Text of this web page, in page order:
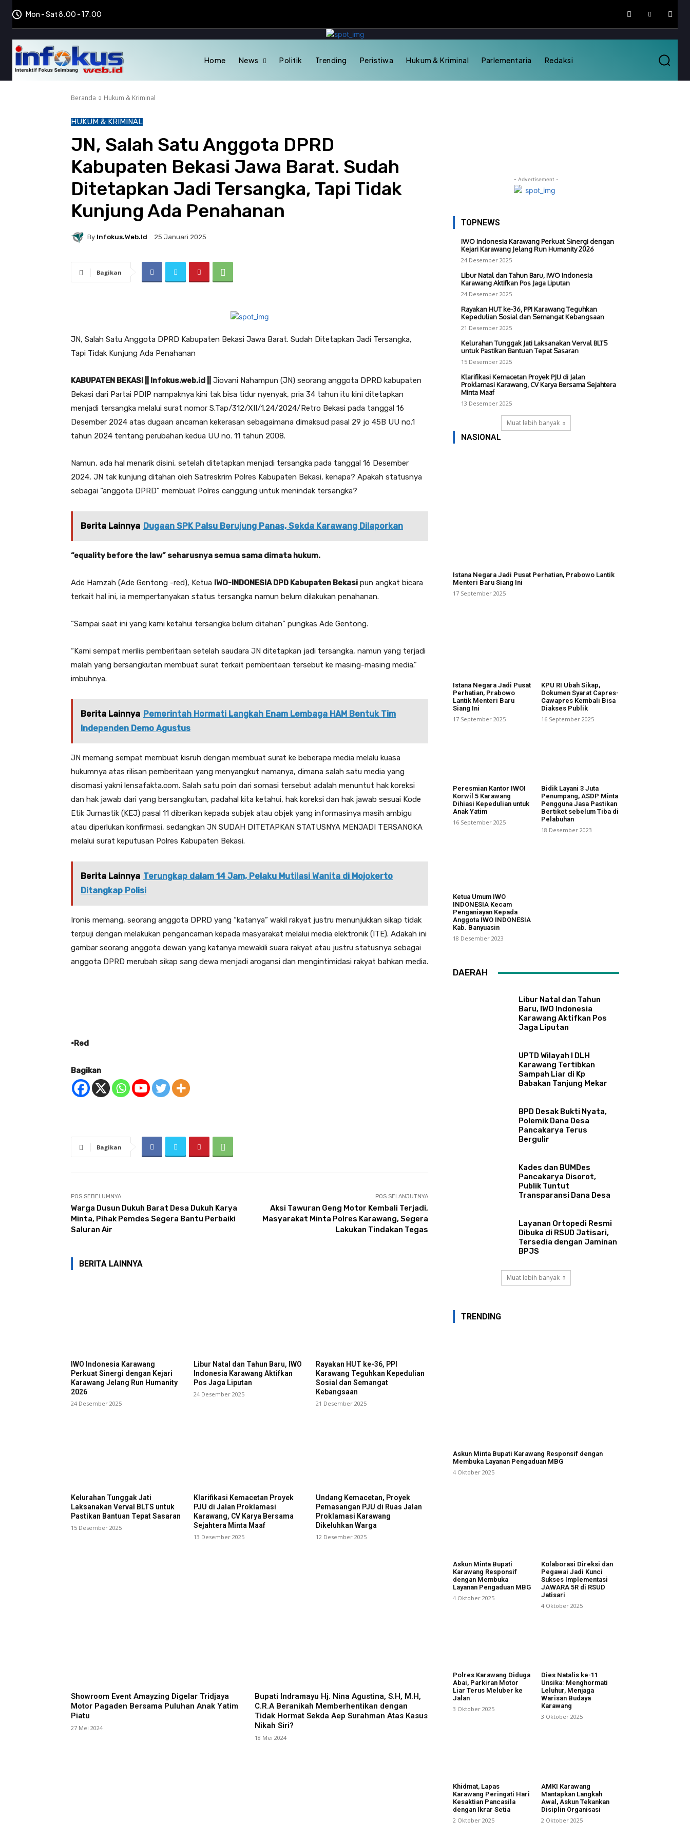
Mon - Sat 8.00 - 17.00
Home News Politik Trending Peristiwa Hukum & Kriminal Parlementaria Redaksi
Beranda Hukum & Kriminal
HUKUM & KRIMINAL
JN, Salah Satu Anggota DPRD
Kabupaten Bekasi Jawa Barat. Sudah
Ditetapkan Jadi Tersangka, Tapi Tidak
Kunjung Ada Penahanan
By Infokus.web.id 25 Januari 2025
Bagikan
JN, Salah Satu Anggota DPRD Kabupaten Bekasi Jawa Barat. Sudah Ditetapkan Jadi Tersangka,
Tapi Tidak Kunjung Ada Penahanan
KABUPATEN BEKASI || Infokus.web.id ||
Jiovani Nahampun (JN) seorang anggota DPRD kabupaten
Bekasi dari Partai PDIP nampaknya kini tak bisa tidur nyenyak, pria 34 tahun itu kini ditetapkan
menjadi tersangka melalui surat nomor S.Tap/312/XII/1.24/2024/Retro Bekasi pada tanggal 16
Desember 2024 atas dugaan ancaman kekerasan sebagaimana dimaksud pasal 29 jo 45B UU no.1
tahun 2024 tentang perubahan kedua UU no. 11 tahun 2008.
Namun, ada hal menarik disini, setelah ditetapkan menjadi tersangka pada tanggal 16 Desember
2024, JN tak kunjung ditahan oleh Satreskrim Polres Kabupaten Bekasi, kenapa? Apakah statusnya
sebagai “anggota DPRD” membuat Polres canggung untuk menindak tersangka?
Berita Lainnya Dugaan SPK Palsu Berujung Panas, Sekda Karawang Dilaporkan
“equality before the law” seharusnya semua sama dimata hukum.
Ade Hamzah (Ade Gentong -red), Ketua IWO-INDONESIA DPD Kabupaten Bekasi pun angkat bicara
terkait hal ini, ia mempertanyakan status tersangka namun belum dilakukan penahanan.
“Sampai saat ini yang kami ketahui tersangka belum ditahan” pungkas Ade Gentong.
“Kami sempat merilis pemberitaan setelah saudara JN ditetapkan jadi tersangka, namun yang terjadi
malah yang bersangkutan membuat surat terkait pemberitaan tersebut ke masing-masing media.”
imbuhnya.
Berita Lainnya Pemerintah Hormati Langkah Enam Lembaga HAM Bentuk Tim
Independen Demo Agustus
JN memang sempat membuat kisruh dengan membuat surat ke beberapa media melalu kuasa
hukumnya atas rilisan pemberitaan yang menyangkut namanya, dimana salah satu media yang
disomasi yakni lensafakta.com. Salah satu poin dari somasi tersebut adalah menuntut hak koreksi
dan hak jawab dari yang bersangkutan, padahal kita ketahui, hak koreksi dan hak jawab sesuai Kode
Etik Jurnastik (KEJ) pasal 11 diberikan kepada subjek atau objek yang informasinya masih ambigu
atau diperlukan konfirmasi, sedangkan JN SUDAH DITETAPKAN STATUSNYA MENJADI TERSANGKA
melalui surat keputusan Polres Kabupaten Bekasi.
Berita Lainnya Terungkap dalam 14 Jam, Pelaku Mutilasi Wanita di Mojokerto
Ditangkap Polisi
Ironis memang, seorang anggota DPRD yang “katanya” wakil rakyat justru menunjukkan sikap tidak
terpuji dengan melakukan pengancaman kepada masyarakat melalui media elektronik (ITE). Adakah ini
gambar seorang anggota dewan yang katanya mewakili suara rakyat atau justru statusnya sebagai
anggota DPRD merubah sikap sang dewa menjadi arogansi dan mengintimidasi rakyat bahkan media.
•Red
Bagikan
Bagikan
POS SEBELUMNYA
Warga Dusun Dukuh Barat Desa Dukuh Karya
Minta, Pihak Pemdes Segera Bantu Perbaiki
Saluran Air
POS SELANJUTNYA
Aksi Tawuran Geng Motor Kembali Terjadi,
Masyarakat Minta Polres Karawang, Segera
Lakukan Tindakan Tegas
BERITA LAINNYA
IWO Indonesia Karawang
Perkuat Sinergi dengan Kejari
Karawang Jelang Run Humanity
2026
24 Desember 2025
Libur Natal dan Tahun Baru, IWO
Indonesia Karawang Aktifkan
Pos Jaga Liputan
24 Desember 2025
Rayakan HUT ke-36, PPI
Karawang Teguhkan Kepedulian
Sosial dan Semangat
Kebangsaan
21 Desember 2025
Kelurahan Tunggak Jati
Laksanakan Verval BLTS untuk
Pastikan Bantuan Tepat Sasaran
15 Desember 2025
Klarifikasi Kemacetan Proyek
PJU di Jalan Proklamasi
Karawang, CV Karya Bersama
Sejahtera Minta Maaf
13 Desember 2025
Undang Kemacetan, Proyek
Pemasangan PJU di Ruas Jalan
Proklamasi Karawang
Dikeluhkan Warga
12 Desember 2025
Showroom Event Amayzing Digelar Tridjaya
Motor Pagaden Bersama Puluhan Anak Yatim
Piatu
27 Mei 2024
Bupati Indramayu Hj. Nina Agustina, S.H, M.H,
C.R.A Beranikah Memberhentikan dengan
Tidak Hormat Sekda Aep Surahman Atas Kasus
Nikah Siri?
18 Mei 2024
- Advertisement -
TOPNEWS
IWO Indonesia Karawang Perkuat Sinergi dengan
Kejari Karawang Jelang Run Humanity 2026
24 Desember 2025
Libur Natal dan Tahun Baru, IWO Indonesia
Karawang Aktifkan Pos Jaga Liputan
24 Desember 2025
Rayakan HUT ke-36, PPI Karawang Teguhkan
Kepedulian Sosial dan Semangat Kebangsaan
21 Desember 2025
Kelurahan Tunggak Jati Laksanakan Verval BLTS
untuk Pastikan Bantuan Tepat Sasaran
15 Desember 2025
Klarifikasi Kemacetan Proyek PJU di Jalan
Proklamasi Karawang, CV Karya Bersama Sejahtera
Minta Maaf
13 Desember 2025
Muat lebih banyak
NASIONAL
Istana Negara Jadi Pusat Perhatian, Prabowo Lantik
Menteri Baru Siang Ini
17 September 2025
Istana Negara Jadi Pusat
Perhatian, Prabowo
Lantik Menteri Baru
Siang Ini
17 September 2025
KPU RI Ubah Sikap,
Dokumen Syarat Capres-
Cawapres Kembali Bisa
Diakses Publik
16 September 2025
Peresmian Kantor IWOI
Korwil 5 Karawang
Dihiasi Kepedulian untuk
Anak Yatim
16 September 2025
Bidik Layani 3 Juta
Penumpang, ASDP Minta
Pengguna Jasa Pastikan
Bertiket sebelum Tiba di
Pelabuhan
18 Desember 2023
Ketua Umum IWO
INDONESIA Kecam
Penganiayan Kepada
Anggota IWO INDONESIA
Kab. Banyuasin
18 Desember 2023
DAERAH
Libur Natal dan Tahun
Baru, IWO Indonesia
Karawang Aktifkan Pos
Jaga Liputan
UPTD Wilayah I DLH
Karawang Tertibkan
Sampah Liar di Kp
Babakan Tanjung Mekar
BPD Desak Bukti Nyata,
Polemik Dana Desa
Pancakarya Terus
Bergulir
Kades dan BUMDes
Pancakarya Disorot,
Publik Tuntut
Transparansi Dana Desa
Layanan Ortopedi Resmi
Dibuka di RSUD Jatisari,
Tersedia dengan Jaminan
BPJS
Muat lebih banyak
TRENDING
Askun Minta Bupati Karawang Responsif dengan
Membuka Layanan Pengaduan MBG
4 Oktober 2025
Askun Minta Bupati
Karawang Responsif
dengan Membuka
Layanan Pengaduan MBG
4 Oktober 2025
Kolaborasi Direksi dan
Pegawai Jadi Kunci
Sukses Implementasi
JAWARA 5R di RSUD
Jatisari
4 Oktober 2025
Polres Karawang Diduga
Abai, Parkiran Motor
Liar Terus Meluber ke
Jalan
3 Oktober 2025
Dies Natalis ke-11
Unsika: Menghormati
Leluhur, Menjaga
Warisan Budaya
Karawang
3 Oktober 2025
Khidmat, Lapas
Karawang Peringati Hari
Kesaktian Pancasila
dengan Ikrar Setia
2 Oktober 2025
AMKI Karawang
Mantapkan Langkah
Awal, Askun Tekankan
Disiplin Organisasi
2 Oktober 2025